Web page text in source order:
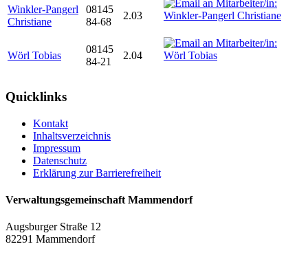
Winkler-Pangerl
Christiane
08145
84-68
2.03
Wörl Tobias
08145
84-21
2.04
Quicklinks
Kontakt
Inhaltsverzeichnis
Impressum
Datenschutz
Erklärung zur Barrierefreiheit
Verwaltungsgemeinschaft Mammendorf
Augsburger Straße 12
82291 Mammendorf